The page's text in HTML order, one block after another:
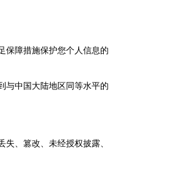
保障措施保护您个人信息的
与中国大陆地区同等水平的
、篡改、未经授权披露、